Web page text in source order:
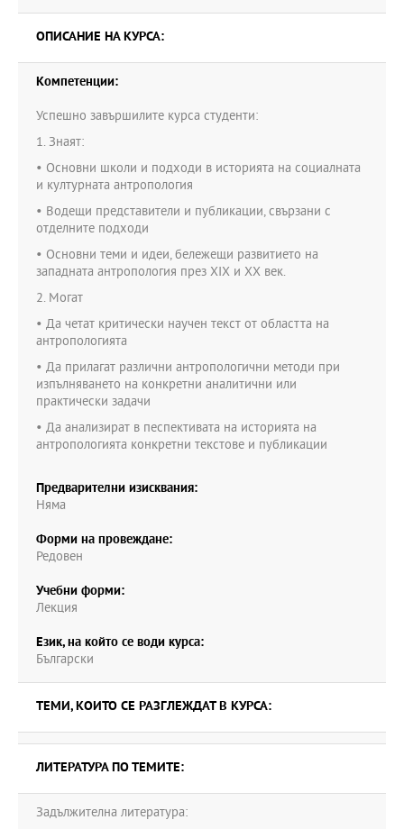
ОПИСАНИЕ НА КУРСА:
Компетенции:
Успешно завършилите курса студенти:
1. Знаят:
• Основни школи и подходи в историята на социалната
и културната антропология
• Водещи представители и публикации, свързани с
отделните подходи
• Основни теми и идеи, бележещи развитието на
западната антропология през ХІХ и ХХ век.
2. Могат
• Да четат критически научен текст от областта на
антропологията
• Да прилагат различни антропологични методи при
изпълняването на конкретни аналитични или
практически задачи
• Да анализират в песпективата на историята на
антропологията конкретни текстове и публикации
Предварителни изисквания:
Няма
Форми на провеждане:
Редовен
Учебни форми:
Лекция
Език, на който се води курса:
Български
ТЕМИ, КОИТО СЕ РАЗГЛЕЖДАТ В КУРСА:
ЛИТЕРАТУРА ПО ТЕМИТЕ:
Задължителна литература: